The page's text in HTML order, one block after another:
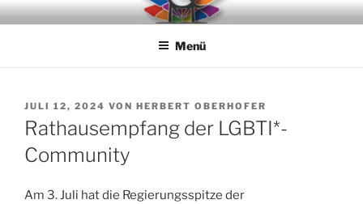
Zum
InhaltUNITED QUEENS OF MUNICH
"gemeinsam sind wir stark"
Menü
VERÖFFENTLICHT
AM
JULI 12, 2024 VON HERBERT OBERHOFER
Rathausempfang der LGBTI*-
Community
Am 3. Juli hat die Regierungsspitze der